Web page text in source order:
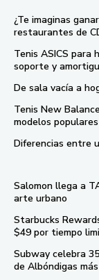
¿Te imaginas
restaurantes de
Tenis ASICS para
soporte y
De sala vacía a
Tenis New
modelos populares
Diferencias entre
Salomon llega a
arte urbano
Starbucks
$49 por tiempo
Subway celebra
de Albóndigas